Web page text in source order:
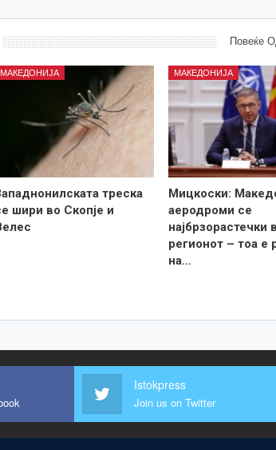
Повеќе
МАКЕДОНИЈА
треска
шири во Скопје и
МАКЕДОНИЈА
Мицкоски:
аеродроми се
најбрзорастечки
регионот – тоа е
на…
Istokpress
Join us on Twitter